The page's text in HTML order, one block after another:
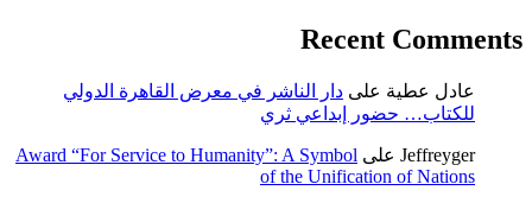
Recent Comments
عادل عطية على دار الناشر في معرض القاهرة الدولي
للكتاب… حضور إبداعي ثري
Jeffreyger على Award “For Service to Humanity”: A Symbol
of the Unification of Nations